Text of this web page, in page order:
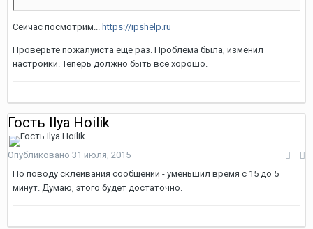
Сейчас посмотрим... https://ipshelp.ru
Проверьте пожалуйста ещё раз. Проблема была, изменил
настройки. Теперь должно быть всё хорошо.
Гость Ilya Hoilik
Опубликовано 31 июля, 2015
По поводу склеивания сообщений - уменьшил время с 15 до 5
минут. Думаю, этого будет достаточно.